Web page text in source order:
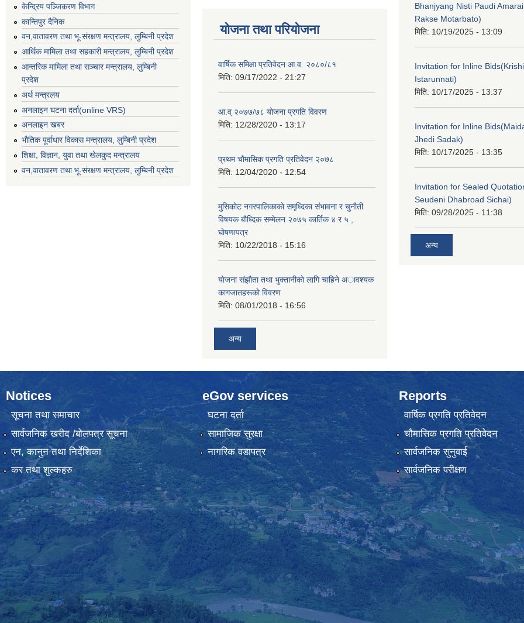
केन्द्रिय पञ्जिकरण विभाग
कान्तिपुर दैनिक
वन,वातावरण तथा भू-संरक्षण मन्त्रालय, लुम्बिनी प्रदेश
आर्थिक मामिला तथा सहकारी मन्त्रालय, लुम्बिनी प्रदेश
आन्तरिक मामिला तथा सञ्चार मन्त्रालय, लुम्बिनी
प्रदेश
अर्थ मन्त्रलय
अनलाइन घटना दर्ता(online VRS)
अनलाइन खबर
भौतिक पूर्वाधार विकास मन्त्रालय, लुम्बिनी प्रदेश
शिक्षा, विज्ञान, युवा तथा खेलकुद मन्‍‍त्रालय
वन,वातावरण तथा भू-संरक्षण मन्त्रालय, लुम्बिनी प्रदेश
योजना तथा परियोजना
वार्षिक समिक्षा प्रतिवेदन आ.व. २०८०/८१
मिति: 09/17/2022 - 21:27
आ.व् २०७७/७८ योजना प्रगति विवरण
मिति: 12/28/2020 - 13:17
प्रथम चाैमासिक प्रगति प्रतिवेदन २०७८
मिति: 12/04/2020 - 12:54
मुसिकाेट नगरपालिकाकाे समृध्दिका संभावना र चुनाैती
विषयक बाैध्दिक सम्मेलन २०७५ कार्तिक ४ र ५ ,
घाेषणापत्र
मिति: 10/22/2018 - 15:16
याेजना संझाैता तथा भुक्तानीकाे लागि चाहिने अावश्यक
कागजातहरूकाे विवरण
मिति: 08/01/2018 - 16:56
अन्य
Bhanjyang Nisti Paudi
Rakse Motarbato)
मिति: 10/19/2025 - 13:09
Invitation for Inline
Istarunnati)
मिति: 10/17/2025 - 13:37
Invitation for Inline
Jhedi Sadak)
मिति: 10/17/2025 - 13:35
Invitation for Sealed
Seudeni Dhabroad Sichai)
मिति: 09/28/2025 - 11:38
अन्य
Notices
सूचना तथा समाचार
सार्वजनिक खरीद /बोलपत्र सूचना
एन, कानुन तथा निर्देशिका
कर तथा शुल्कहरु
eGov services
घटना दर्ता
सामाजिक सुरक्षा
नागरिक वडापत्र
Reports
वार्षिक प्रगति प्रतिवेदन
चौमासिक प्रगति प्रतिवेदन
सार्वजनिक सुनुवाई
सार्वजनिक परीक्षण